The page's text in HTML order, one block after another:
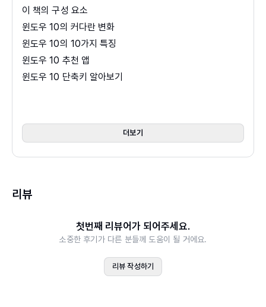
이메일 : archmond@outlook.com
이 책의 구성 요소
윈도우 10의 커다란 변화
윈도우 10의 10가지 특징
윈도우 10 추천 앱
윈도우 10 단축키 알아보기
LESSON 01 윈도우 10 설치 전 알아두기
LESSON 02 윈도우 10 업그레이드 묻고 답하기
LESSON 03 윈도우 10으로 업그레이드하기
LESSON 05 이전 운영체제로 되돌리기
Part 02 썸 타기 - 깔끔하게 단장한 새 모습 살펴보기
LESSON 01 윈도우 10에서 컴퓨터 켜고 끄기
LESSON 02 만능 관리 센터 _ 시작 메뉴 살펴보기
LESSON 03 사용자 친화적으로 시작 메뉴 설정하기
더보기
리뷰
첫번째 리뷰어가 되어주세요.
소중한 후기가 다른 분들께 도움이 될 거에요.
리뷰 작성하기